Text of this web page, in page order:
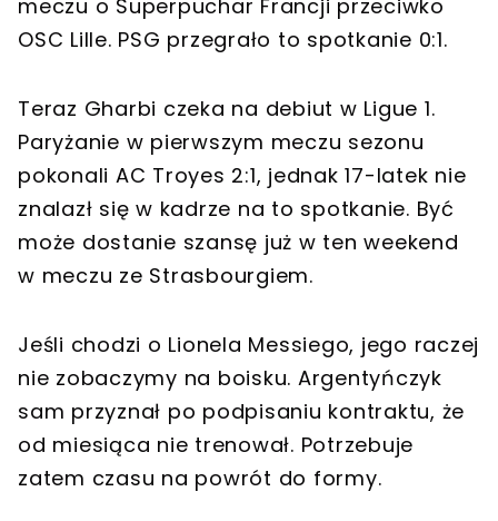
meczu o Superpuchar Francji przeciwko
OSC Lille. PSG przegrało to spotkanie 0:1.
Teraz Gharbi czeka na debiut w Ligue 1.
Paryżanie w pierwszym meczu sezonu
pokonali AC Troyes 2:1, jednak 17-latek nie
znalazł się w kadrze na to spotkanie. Być
może dostanie szansę już w ten weekend
w meczu ze Strasbourgiem.
Jeśli chodzi o Lionela Messiego, jego raczej
nie zobaczymy na boisku. Argentyńczyk
sam przyznał po podpisaniu kontraktu, że
od miesiąca nie trenował. Potrzebuje
zatem czasu na powrót do formy.